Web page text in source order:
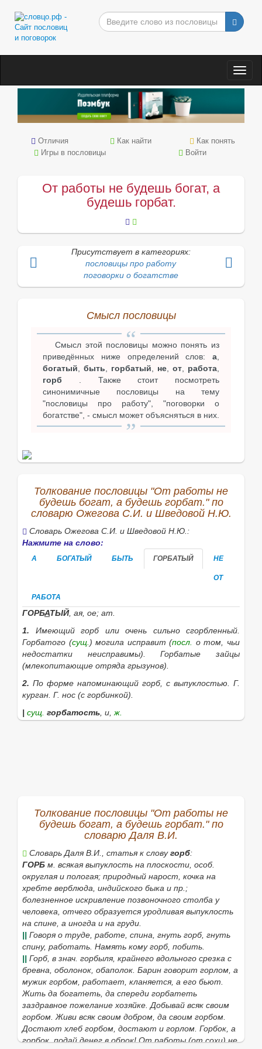
Отличия Как найти
Как понять
Игры в пословицы
Войти
От работы не будешь богат, а
будешь горбат.
Присутствует в категориях:
пословицы про работу
поговорки о богатстве
Смысл пословицы
Смысл этой пословицы можно понять из
приведённых ниже определений слов: а,
богатый, быть, горбатый, не, от, работа,
горб . Также стоит посмотреть
синонимичные пословицы на тему
"пословицы про работу", "поговорки о
богатстве", - смысл может объясняться в них.
Толкование пословицы "От работы не
будешь богат, а будешь горбат." по
словарю Ожегова С.И. и Шведовой Н.Ю.
Словарь Ожегова С.И. и Шведовой Н.Ю.:
Нажмите на слово:
А БОГАТЫЙ БЫТЬ ГОРБАТЫЙ НЕ
ОТ
РАБОТА
ГОРБАТЫЙ, ая, ое; ат.
1. Имеющий горб или очень сильно сгорбленный.
Горбатого (сущ.)могила исправит (посл. о том, чьи
недостатки неисправимы).Горбатые зайцы
(млекопитающие отряда грызунов).
2. По форме напоминающий горб, с выпуклостью. Г.
курган. Г. нос (с горбинкой).
| сущ. горбатость, и,ж.
Толкование пословицы "От работы не
будешь богат, а будешь горбат." по
словарю Даля В.И.
Словарь Даля В.И., статья к словугорб:
ГОРБ м. всякая выпуклость на плоскости, особ.
округлая и пологая; природный нарост, кочка на
хребте верблюда, индийского быка и пр.;
болезненное искривление позвоночного столба у
человека, отчего образуется уродливая выпуклость
на спине, а иногда и на груди.
|| Говоря о труде, работе, спина, гнуть горб, гнуть
спину, работать. Намять кому горб, побить.
|| Горб, в знач. горбыля, крайнего вдольного срезка с
бревна, оболонок, обаполок. Барин говорит горлом, а
мужик горбом, работает, кланяется, а его бьют.
Жить да богатеть, да спереди горбатеть
заздравное пожелание хозяйке.Добывай всяк своим
горбом. Живи всяк своим добром, да своим горбом.
Достают хлеб горбом, достают и горлом. Горбок, а
горбок, подай денег в оброк! От работы(от сохи)не